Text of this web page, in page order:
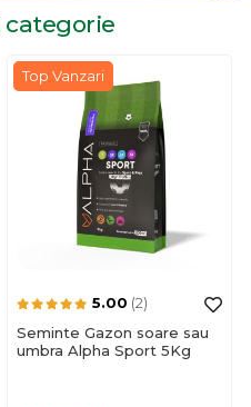
categorie
Top Vanzari
5.00 (2)
Seminte Gazon soare sau
umbra Alpha Sport 5Kg